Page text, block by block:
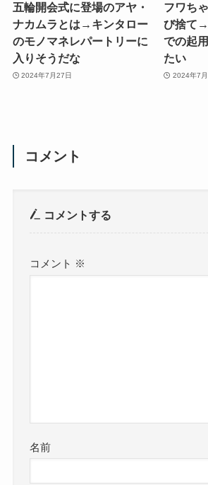
五輪開会式に登場のアヤ・
ナカムラとは→キンタロー
のモノマネレパートリーに
入りそうだな
2024年7月27日
フワち
び捨て
での起
たい
2024年7
コメント
コメントする
コメント ※
名前